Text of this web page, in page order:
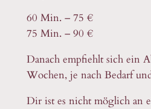
60 Min. – 75 €
75 Min. – 90 €
Danach empfiehlt sich ein
Wochen, je nach Bedarf
Dir ist es nicht möglich an